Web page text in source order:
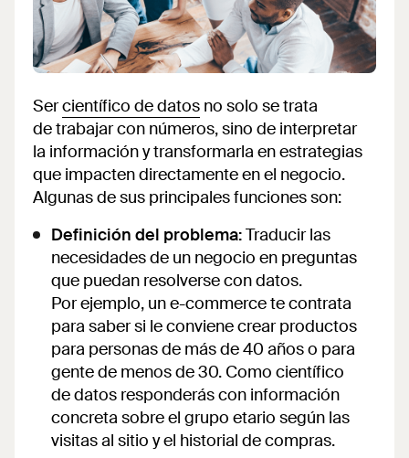
Sercientífico de datos no solo se trata
de trabajar con números, sino de interpretar
la información y transformarla en estrategias
que impacten directamente en el negocio.
Algunas de sus principales funciones son:
Definición del problema:Traducir las
necesidades de un negocio en preguntas
que puedan resolverse con datos.
Por ejemplo, un e-commerce te contrata
para saber si le conviene crear productos
para personas de más de 40 años o para
gente de menos de 30. Como científico
de datos responderás con información
concreta sobre el grupo etario según las
visitas al sitio y el historial de compras.